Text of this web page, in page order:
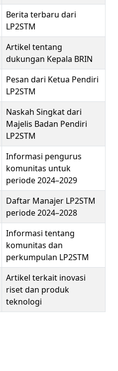
Berita terbaru dari
LP2STM
Artikel tentang
dukungan Kepala BRIN
Pesan dari Ketua Pendiri
LP2STM
Naskah Singkat dari
Majelis Badan Pendiri
LP2STM
Informasi pengurus
komunitas untuk
periode 2024–2029
Daftar Manajer LP2STM
periode 2024–2028
Informasi tentang
komunitas dan
perkumpulan LP2STM
Artikel terkait inovasi
riset dan produk
teknologi